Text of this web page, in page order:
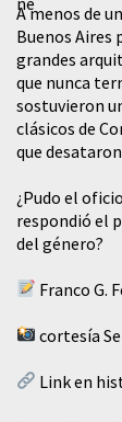
A menos de
Buenos Aires
grandes
que nunca
sostuvieron
clásicos de
que
¿Pudo el
respondió el
del género?
Franco G.
cortesía
Link en